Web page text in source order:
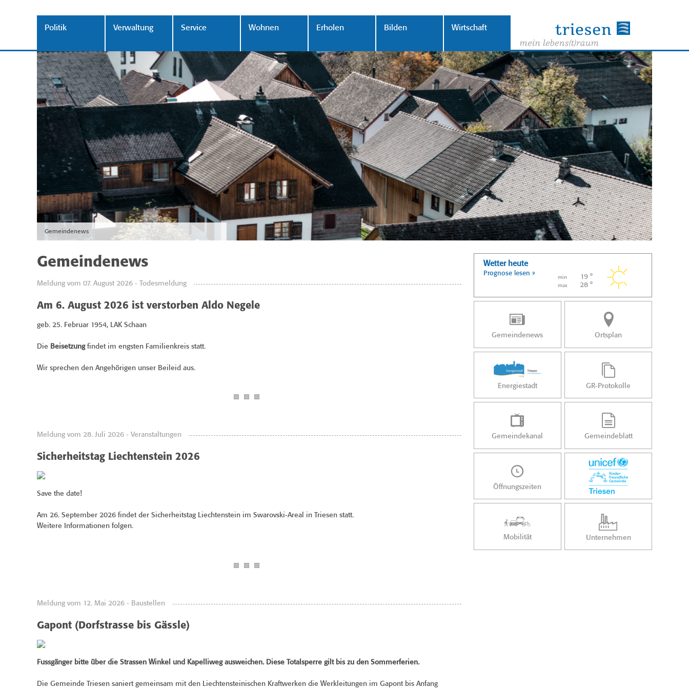
Politik Verwaltung Service Wohnen Erholen Bilden Wirtschaft
Gemeindenews
Gemeindenews
Meldung vom 07. August 2026 - Todesmeldung
Am 6. August 2026 ist verstorben Aldo Negele
geb. 25. Februar 1954, LAK Schaan
Die Beisetzungfindet im engsten Familienkreis statt.
Wir sprechen den Angehörigen unser Beileid aus.
Meldung vom 28. Juli 2026 - Veranstaltungen
Sicherheitstag Liechtenstein 2026
Save the date!
Am 26. September 2026 findet der Sicherheitstag Liechtenstein im Swarovski-Areal in Triesen statt.
Weitere Informationen folgen.
Meldung vom 12. Mai 2026 - Baustellen
Gapont (Dorfstrasse bis Gässle)
Fussgänger bitte über die Strassen Winkel und Kapelliweg ausweichen. Diese Totalsperre gilt bis zu den Sommerferien.
Die Gemeinde Triesen saniert gemeinsam mit den Liechtensteinischen Kraftwerken die Werkleitungen im Gapont bis Anfang
Wetter heute
Prognose lesen »
min 19 °
max 28 °
Gemeindenews Ortsplan
Energiestadt GR-Protokolle
Gemeindekanal Gemeindeblatt
Öffnungszeiten
Mobilität Unternehmen